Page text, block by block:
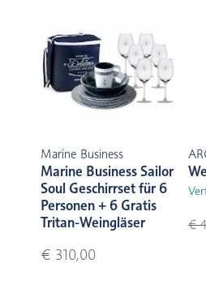
Marine Business
Marine Business Sailor
Soul Geschirrset für 6
Personen + 6 Gratis
Tritan-Weingläser
€ 310,00
€